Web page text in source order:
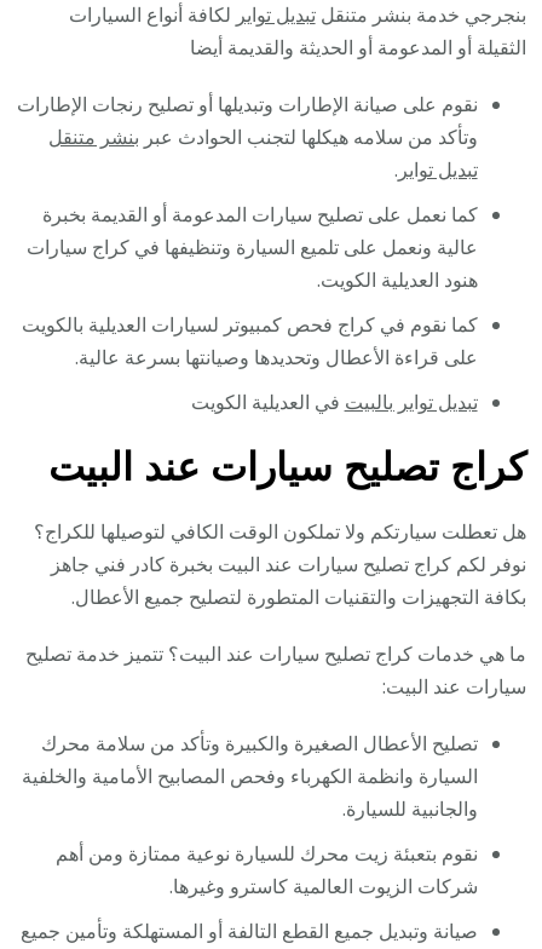
بنجرجي خدمة بنشر متنقلتبديل تواير لكافة أنواع السيارات
الثقيلة أو المدعومة أو الحديثة والقديمة أيضا
نقوم على صيانة الإطارات وتبديلها أو تصليح رنجات الإطارات
وتأكد من سلامه هيكلها لتجنب الحوادث عبر بنشر متنقل
تبديل تواير .
كما نعمل على تصليح سيارات المدعومة أو القديمة بخبرة
عالية ونعمل على تلميع السيارة وتنظيفها في كراج سيارات
هنود العديلية الكويت.
كما نقوم في كراج فحص كمبيوتر لسيارات العديلية بالكويت
على قراءة الأعطال وتحديدها وصيانتها بسرعة عالية.
تبديل تواير بالبيت في العديلية الكويت
كراج تصليح سيارات عند البيت
هل تعطلت سيارتكم ولا تملكون الوقت الكافي لتوصيلها للكراج؟
نوفر لكم كراج تصليح سيارات عند البيت بخبرة كادر فني جاهز
بكافة التجهيزات والتقنيات المتطورة لتصليح جميع الأعطال.
ما هي خدمات كراج تصليح سيارات عند البيت؟ تتميز خدمة تصليح
سيارات عند البيت:
تصليح الأعطال الصغيرة والكبيرة وتأكد من سلامة محرك
السيارة وانظمة الكهرباء وفحص المصابيح الأمامية والخلفية
والجانبية للسيارة.
نقوم بتعبئة زيت محرك للسيارة نوعية ممتازة ومن أهم
شركات الزيوت العالمية كاسترو وغيرها.
صيانة وتبديل جميع القطع التالفة أو المستهلكة وتأمين جميع